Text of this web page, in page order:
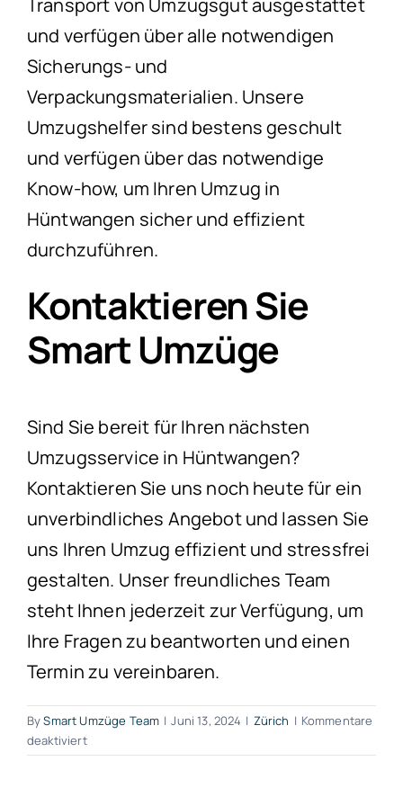
und verfügen über alle notwendigen
Sicherungs- und
Verpackungsmaterialien. Unsere
Umzugshelfer sind bestens geschult
und verfügen über das notwendige
Know-how, um Ihren Umzug in
Hüntwangen sicher und effizient
durchzuführen.
Kontaktieren Sie
Smart Umzüge
Sind Sie bereit für Ihren nächsten
Umzugsservice in Hüntwangen?
Kontaktieren Sie uns noch heute für ein
unverbindliches Angebot und lassen Sie
uns Ihren Umzug effizient und stressfrei
gestalten. Unser freundliches Team
steht Ihnen jederzeit zur Verfügung, um
Ihre Fragen zu beantworten und einen
Termin zu vereinbaren.
BySmart Umzüge Team | Juni 13, 2024 | Zürich | Kommentare
deaktiviertfür
Umzugsservice